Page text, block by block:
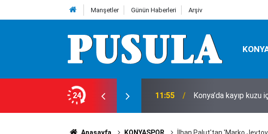
Manşetler Günün Haberleri Arşiv
24
Konya’da kırmızı et çıkmazı 11:55 Konya’da kayıp